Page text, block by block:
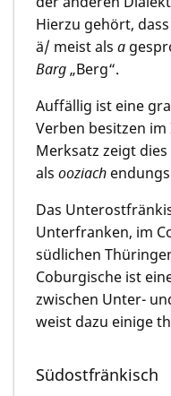
Hierzu gehört,
ä/ meist als a
Barg„Berg“.
Auffällig ist eine
Verben besitzen
Merksatz zeigt dies
als ooziach
Das
Unterfranken, im
südlichen
Coburgische ist
zwischen Unter-
weist dazu einige
Südostfränkisch